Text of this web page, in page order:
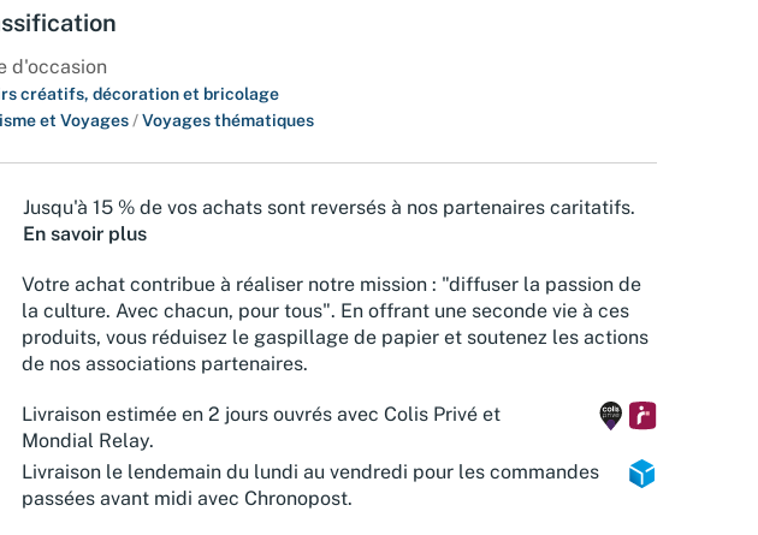
d'occasion
créatifs, décoration et bricolage
et Voyages /Voyages thématiques
Jusqu'à 15 % de vos achats sont reversés à nos partenaires caritatifs.
En savoir plus
Votre achat contribue à réaliser notre mission : "diffuser la passion de
la culture. Avec chacun, pour tous". En offrant une seconde vie à ces
produits, vous réduisez le gaspillage de papier et soutenez les actions
de nos associations partenaires.
Livraison estimée en 2 jours ouvrés avec Colis Privé et
Mondial Relay.
Livraison le lendemain du lundi au vendredi pour les commandes
passées avant midi avec Chronopost.